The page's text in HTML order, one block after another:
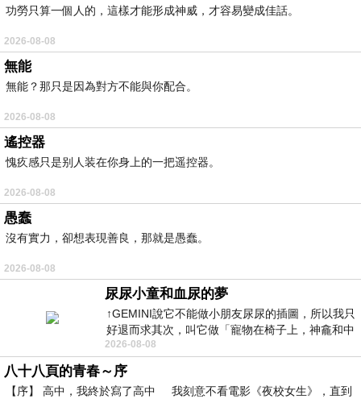
功勞只算一個人的，這樣才能形成神威，才容易變成佳話。
2026-08-08
無能
無能？那只是因為對方不能與你配合。
2026-08-08
遙控器
愧疚感只是别人装在你身上的一把遥控器。
2026-08-08
愚蠢
沒有實力，卻想表現善良，那就是愚蠢。
2026-08-08
尿尿小童和血尿的夢
↑GEMINI說它不能做小朋友尿尿的插圖，所以我只
好退而求其次，叫它做「寵物在椅子上，神龕和中
年人臉孔」的畫了。 六月底
2026-08-08
八十八頁的青春～序
【序】 高中，我終於寫了高中 我刻意不看電影《夜校女生》，直到